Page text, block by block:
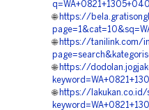
🌐 https://
🌐 https://tanilink.com/
🌐 https://
🌐 https://lakukan.co.id/